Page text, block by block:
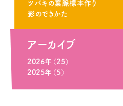
ツバキの葉脈標本作り
影のできかた
アーカイブ
2026年（25）
2025年（5）